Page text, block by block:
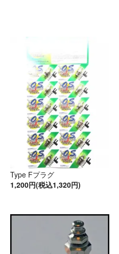
Type Fプラグ
1,200円(税込1,320円)